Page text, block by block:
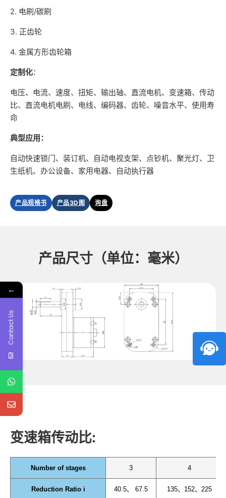
2. 电刷/碳刷
3. 正齿轮
4. 金属方形齿轮箱
定制化：
电压、电流、速度、扭矩、输出轴、直流电机、变速箱、传动
比、直流电机电刷、电线、编码器、齿轮、噪音水平、使用寿
命
典型应用：
自动快速锁门、装订机、自动电视支架、点钞机、聚光灯、卫
生纸机、办公设备、家用电器、自动执行器
产品规格书 产品3D图 询盘
产品尺寸（单位：毫米）
变速箱传动比:
Number of stages 3 4
Reduction Ratio i 40.5、 67.5 135、152、225
←
Contact Us